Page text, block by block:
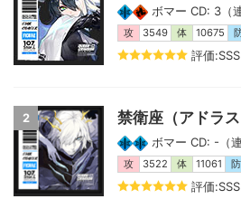
ボマー CD: 3（
攻 3549 体 10675
評価:SSS
2 禁衛座（アドラ
ボマー CD: -（
攻 3522 体 11061 防
評価:SSS